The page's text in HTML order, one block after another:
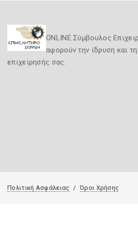
ONLINE Σύμβουλος
αφορούν την ίδρυση και
επιχείρησής σας.
Πολιτική Ασφάλειας Όροι Χρήσης